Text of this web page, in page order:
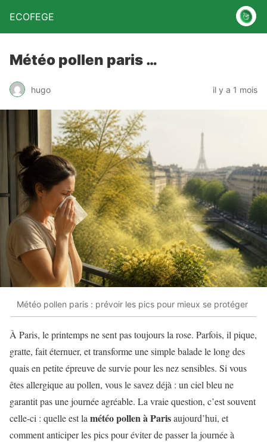
ECOFEGE
Météo pollen paris …
hugo il y a 1 mois
Météo pollen paris : prévoir les pics pour mieux se protéger
À Paris, le printemps ne sent pas toujours la rose. Parfois, il pique,
gratte, fait éternuer, et transforme une simple balade le long des
quais en petite épreuve de survie pour les nez sensibles. Si vous
êtes allergique au pollen, vous le savez déjà : un ciel bleu ne
garantit pas une journée agréable. La vraie question, c’est souvent
celle-ci : quelle est la météo pollen à Parisaujourd’hui, et
comment anticiper les pics pour éviter de passer la journée à